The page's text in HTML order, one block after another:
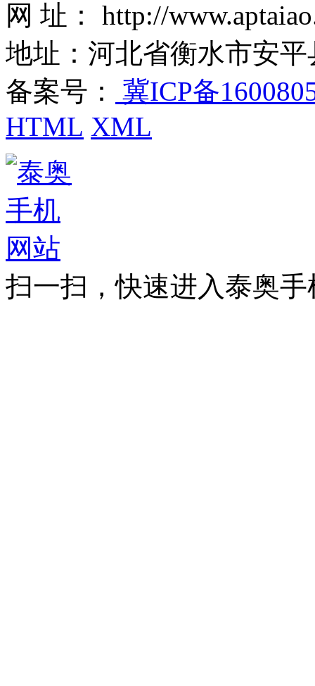
网 址： http://
地址：河北省衡水市安
备案号：
冀ICP备
HTML XML
扫一扫，快速进入泰奥手